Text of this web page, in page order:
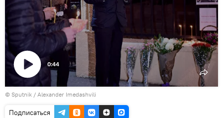
Воспроизвести
видео
0:44
© Sputnik / Alexander Imedashvili
Подписаться